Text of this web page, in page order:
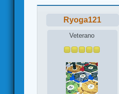
Ryoga121
Veterano